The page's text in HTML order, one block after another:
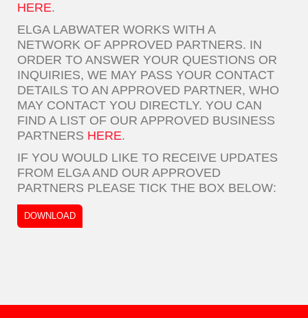
HERE.
ELGA LABWATER WORKS WITH A
NETWORK OF APPROVED PARTNERS. IN
ORDER TO ANSWER YOUR QUESTIONS OR
INQUIRIES, WE MAY PASS YOUR CONTACT
DETAILS TO AN APPROVED PARTNER, WHO
MAY CONTACT YOU DIRECTLY. YOU CAN
FIND A LIST OF OUR APPROVED BUSINESS
PARTNERS HERE.
IF YOU WOULD LIKE TO RECEIVE UPDATES
FROM ELGA AND OUR APPROVED
PARTNERS PLEASE TICK THE BOX BELOW:
DOWNLOAD